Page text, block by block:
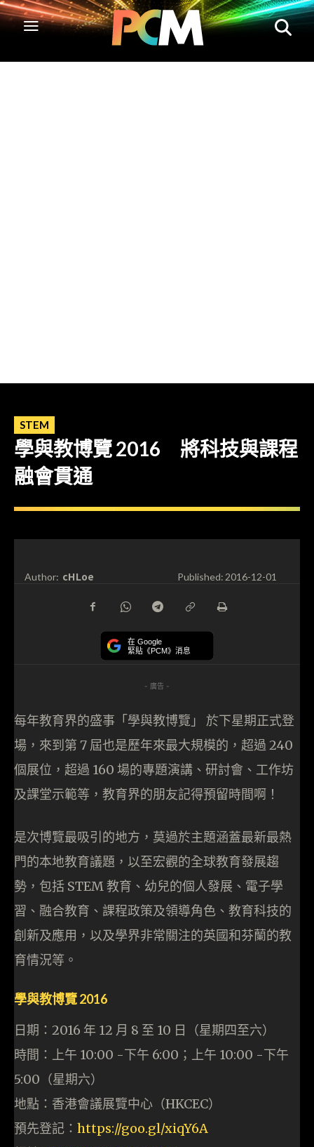
STEM
學與教博覽 2016 將科技與課程
融會貫通
Author: cHLoe Published:2016-12-01
在 Google
緊貼《PCM》消息
- 廣告 -
每年教育界的盛事「學與教博覽」 於下星期正式登
場，來到第 7 屆也是歷年來最大規模的，超過 240
個展位，超過 160 場的專題演講、研討會、工作坊
及課堂示範等，教育界的朋友記得預留時間啊！
是次博覽最吸引的地方，莫過於主題涵蓋最新最熱
門的本地教育議題，以至宏觀的全球教育發展趨
勢，包括 STEM 教育、幼兒的個人發展、電子學
習、融合教育、課程政策及領導角色、教育科技的
創新及應用，以及學界非常關注的英國和芬蘭的教
育情況等。
學與教博覽 2016
日期：2016 年 12 月 8 至 10 日（星期四至六）
時間：上午 10:00 -下午 6:00；上午 10:00 -下午
5:00（星期六）
地點：香港會議展覽中心（HKCEC）
預先登記： https://goo.gl/xiqY6A